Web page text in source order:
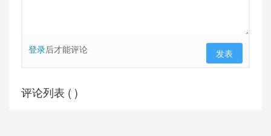
登录后才能评论 发表
评论列表 ( )